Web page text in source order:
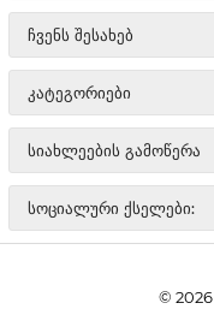
ᲩᲕᲔᲜᲡ ᲨᲔᲡᲐᲮᲔᲑ
ᲙᲐᲢᲔᲒᲝᲠᲘᲔᲑᲘ
ᲡᲘᲐᲮᲚᲔᲔᲑᲘᲡ ᲒᲐᲛᲝᲬᲔᲠᲐ
ᲡᲝᲪᲘᲐᲚᲣᲠᲘ ᲥᲡᲔᲚᲔᲑᲘ:
© 2026